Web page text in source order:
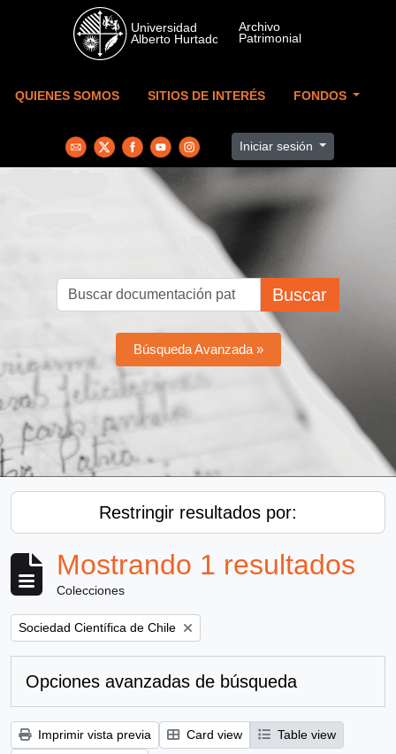
Skip to main content
QUIENES SOMOS SITIOS DE INTERÉS FONDOS
Iniciar sesión
Buscar
Búsqueda Avanzada »
Restringir resultados por:
Mostrando 1 resultados
Colecciones
Remove filter:
Sociedad Científica de Chile
Opciones avanzadas de búsqueda
Imprimir vista previa Card view
Table view